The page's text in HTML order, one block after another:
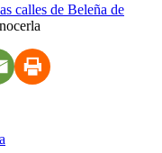
calles de Beleña de